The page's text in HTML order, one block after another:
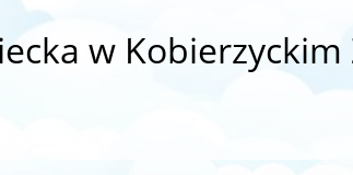
w Kobierzyckim